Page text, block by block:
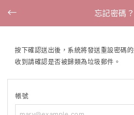
忘記密碼？
按下確認送出後，系統將發送重設密碼
收到請確認是否被歸類為垃圾郵件。
帳號